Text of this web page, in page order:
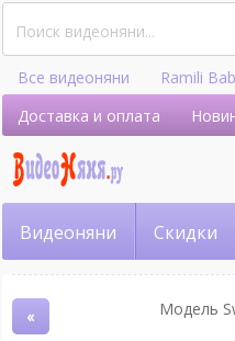
Все видеоняни Ramili
Hellobaby
Доставка и оплата
Видеоняни Скидки
« Модель